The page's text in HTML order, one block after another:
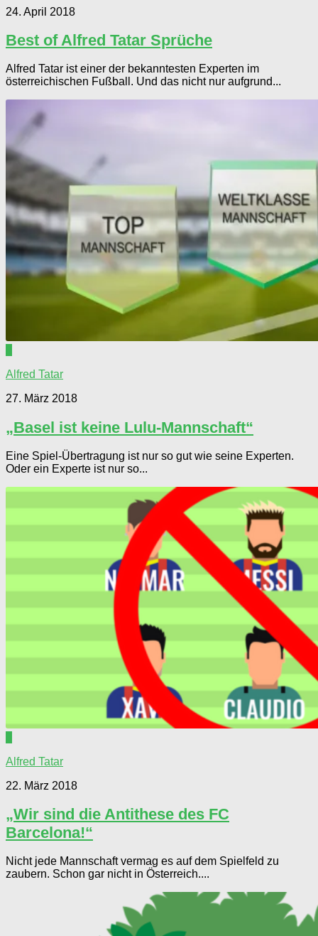
24. April 2018
Best of Alfred Tatar Sprüche
Alfred Tatar ist einer der bekanntesten Experten im
österreichischen Fußball. Und das nicht nur aufgrund...
Alfred Tatar
27. März 2018
„Basel ist keine Lulu-Mannschaft“
Eine Spiel-Übertragung ist nur so gut wie seine Experten.
Oder ein Experte ist nur so...
Alfred Tatar
22. März 2018
„Wir sind die Antithese des FC
Barcelona!“
Nicht jede Mannschaft vermag es auf dem Spielfeld zu
zaubern. Schon gar nicht in Österreich....